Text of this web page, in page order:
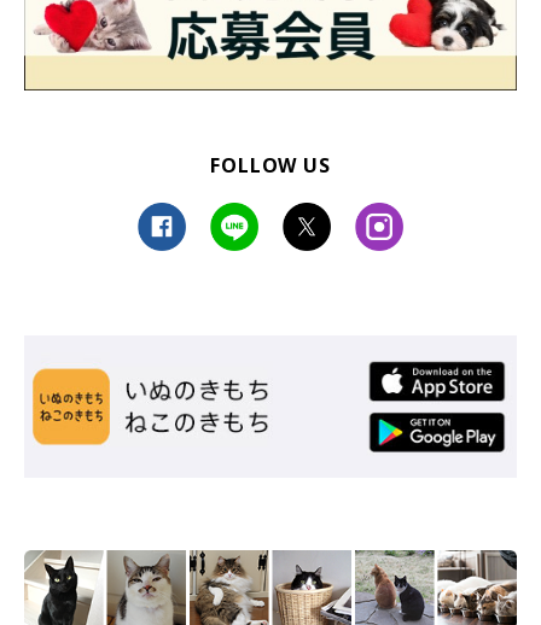
はいえないでしょう
くのはなぜ？
FOLLOW US